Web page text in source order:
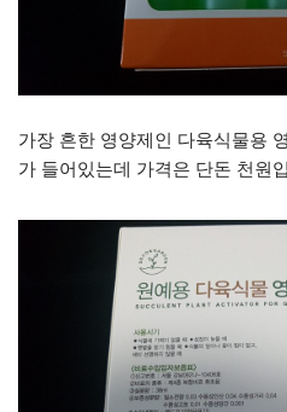
가장 흔한 영양제인 다육식물용
가 들어있는데 가격은 단돈 천원